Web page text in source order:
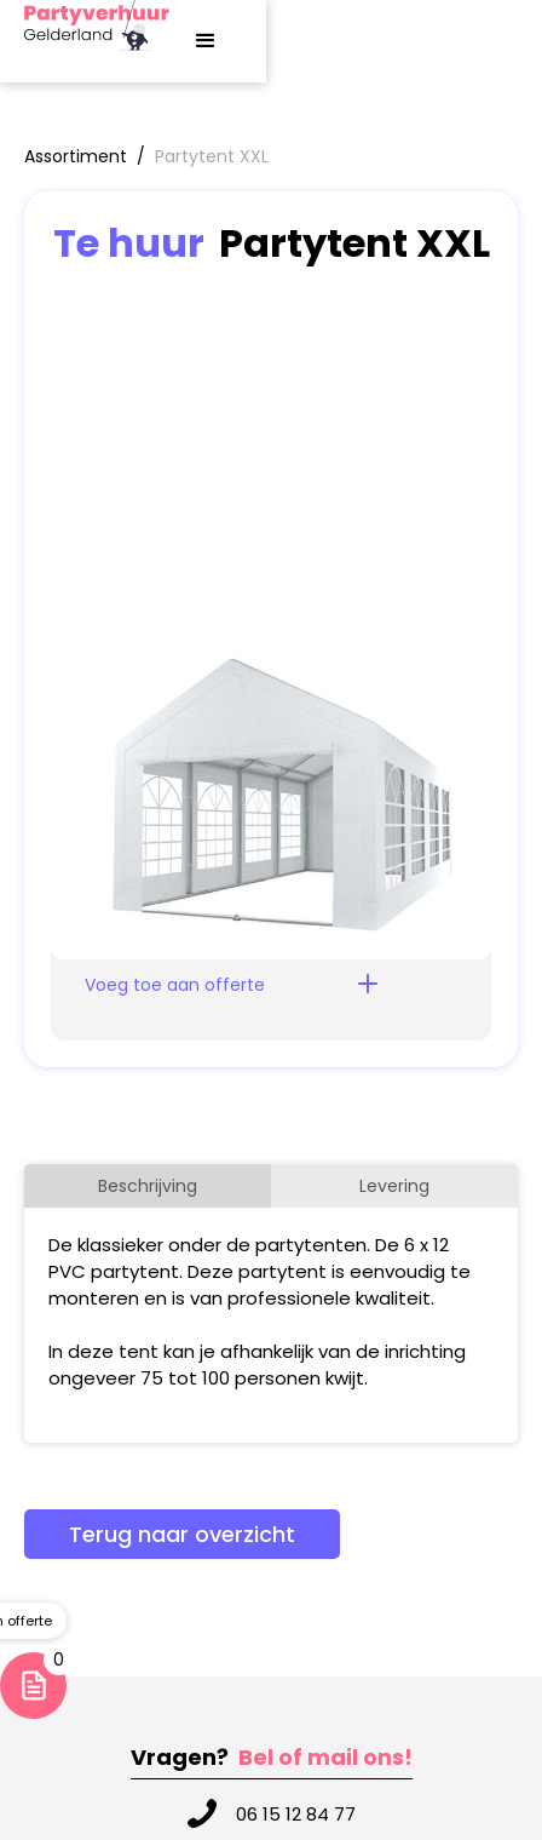
Assortiment / Partytent XXL
Te huur Partytent XXL
Specificaties
Kleur opties
Afmeting
6x12 m
€225,-
Voeg toe aan offerte
Beschrijving Levering
De klassieker onder de partytenten. De 6 x 12
PVC partytent. Deze partytent is eenvoudig te
monteren en is van professionele kwaliteit.
In deze tent kan je afhankelijk van de inrichting
ongeveer 75 tot 100 personen kwijt.
Terug naar overzicht
Vragen? Bel of mail ons!
06 15 12 84 77
offerte
0